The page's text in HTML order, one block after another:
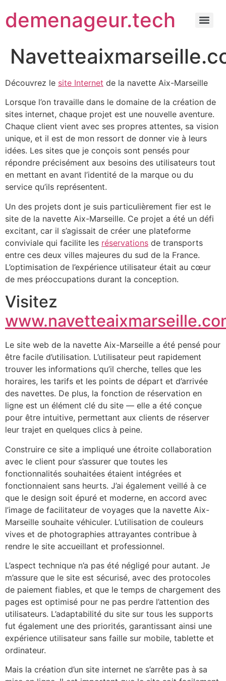
demenageur.tech
Découvrez le site Internet de la navette Aix-Marseille
Lorsque l’on travaille dans le domaine de la création de
sites internet, chaque projet est une nouvelle aventure.
Chaque client vient avec ses propres attentes, sa vision
unique, et il est de mon ressort de donner vie à leurs
idées. Les sites que je conçois sont pensés pour
répondre précisément aux besoins des utilisateurs tout
en mettant en avant l’identité de la marque ou du
service qu’ils représentent.
Un des projets dont je suis particulièrement fier est le
site de la navette Aix-Marseille. Ce projet a été un défi
excitant, car il s’agissait de créer une plateforme
conviviale qui facilite les réservations de transports
entre ces deux villes majeures du sud de la France.
L’optimisation de l’expérience utilisateur était au cœur
de mes préoccupations durant la conception.
Visitez
Le site web de la navette Aix-Marseille a été pensé pour
être facile d’utilisation. L’utilisateur peut rapidement
trouver les informations qu’il cherche, telles que les
horaires, les tarifs et les points de départ et d’arrivée
des navettes. De plus, la fonction de réservation en
ligne est un élément clé du site — elle a été conçue
pour être intuitive, permettant aux clients de réserver
leur trajet en quelques clics à peine.
Construire ce site a impliqué une étroite collaboration
avec le client pour s’assurer que toutes les
fonctionnalités souhaitées étaient intégrées et
fonctionnaient sans heurts. J’ai également veillé à ce
que le design soit épuré et moderne, en accord avec
l’image de facilitateur de voyages que la navette Aix-
Marseille souhaite véhiculer. L’utilisation de couleurs
vives et de photographies attrayantes contribue à
rendre le site accueillant et professionnel.
L’aspect technique n’a pas été négligé pour autant. Je
m’assure que le site est sécurisé, avec des protocoles
de paiement fiables, et que le temps de chargement des
pages est optimisé pour ne pas perdre l’attention des
utilisateurs. L’adaptabilité du site sur tous les supports
fut également une des priorités, garantissant ainsi une
expérience utilisateur sans faille sur mobile, tablette et
ordinateur.
Mais la création d’un site internet ne s’arrête pas à sa